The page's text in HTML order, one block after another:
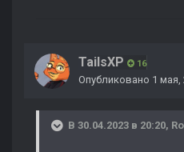
TailsXP 16
Опубликовано 1 мая,
В 30.04.2023 в 20:20,